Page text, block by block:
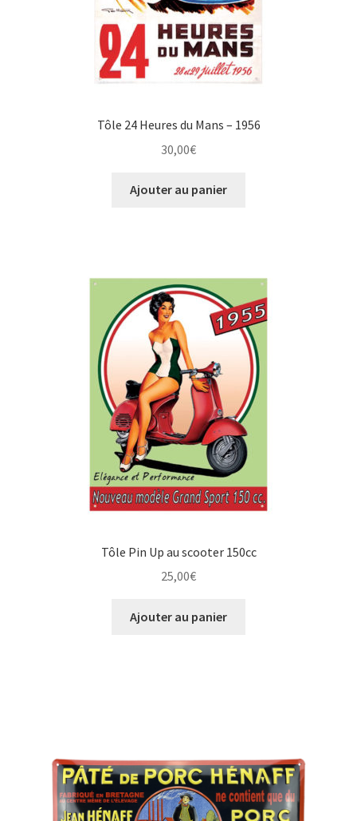
Tôle 24 Heures du Mans – 1956
30,00€
Ajouter au panier
Tôle Pin Up au scooter 150cc
25,00€
Ajouter au panier